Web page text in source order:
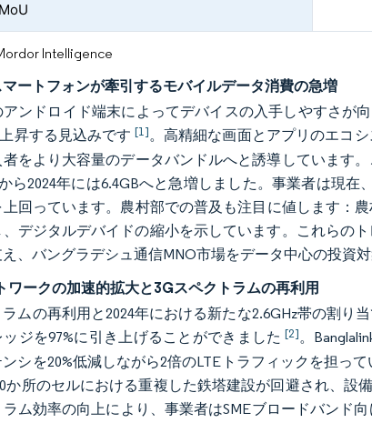
Intelligence
ートフォンが牽引するモバイルデータ消費の急増
ンドロイド端末によってデバイスの入手しやすさが
昇する見込みです [1]。高精細な画面とアプリのエコ
者をより大容量のデータバンドルへと誘導しています
ら2024年には6.4GBへと急増しました。事業者は現
回っています。農村部での普及も注目に値します：
、デジタルデバイドの縮小を示しています。これらの
、バングラデシュ通信MNO市場をデータ中心の投資
ワークの加速的拡大と3Gスペクトラムの再利用
ムの再利用と2024年における新たな2.6GHz帯の割り
ジを97%に引き上げることができました [2]。
シを20%低減しながら2倍のLTEトラフィックを担っ
か所のセルにおける重複した鉄塔建設が回避され、設
ム効率の向上により、事業者はSMEブロードバンド